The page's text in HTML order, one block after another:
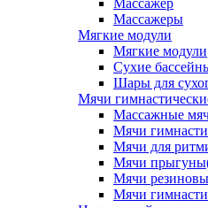
Массажер
Массажеры
Мягкие модули
Мягкие модули
Сухие
Шары для
Мячи
Массажные
Мячи
Мячи для
Мячи
Мячи
Мячи